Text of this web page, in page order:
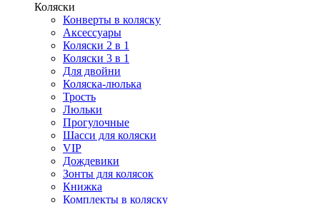
Коляски
Конверты в коляску
Аксессуары
Коляски 2 в 1
Коляски 3 в 1
Для двойни
Коляска-люлька
Трость
Люльки
Прогулочные
Шасси для коляски
VIP
Дождевики
Зонты для колясок
Книжка
Комплекты в коляску